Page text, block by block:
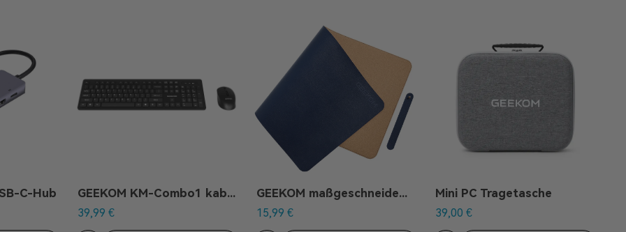
C-Hub
GEEKOM KM-Combo1 kabelloses Tastatur-Maus-Set
39,99 €
GEEKOM maßgeschneidertes Mauspad
15,99 €
Mini PC Tragetasche
39,00 €